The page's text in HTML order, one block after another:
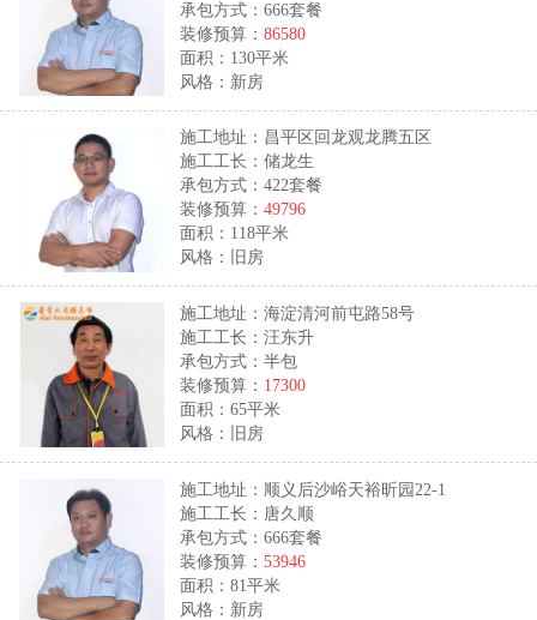
承包方式：666套餐
装修预算：86580
面积：130平米
风格：新房
施工地址：昌平区回龙观龙腾五区
施工工长：储龙生
承包方式：422套餐
装修预算：49796
面积：118平米
风格：旧房
施工地址：海淀清河前屯路58号
施工工长：汪东升
承包方式：半包
装修预算： 17300
面积：65平米
风格：旧房
施工地址：顺义后沙峪天裕昕园22-1
施工工长：唐久顺
承包方式：666套餐
装修预算：53946
面积：81平米
风格：新房